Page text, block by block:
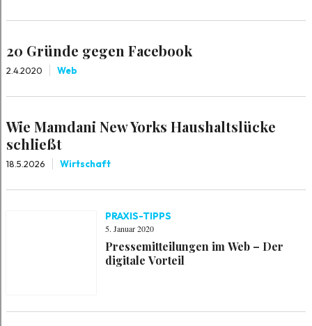
20 Gründe gegen Facebook
2.4.2020 Web
Wie Mamdani New Yorks Haushaltslücke
schließt
18.5.2026 Wirtschaft
PRAXIS-TIPPS
5. Januar 2020
Pressemitteilungen im Web – Der
digitale Vorteil